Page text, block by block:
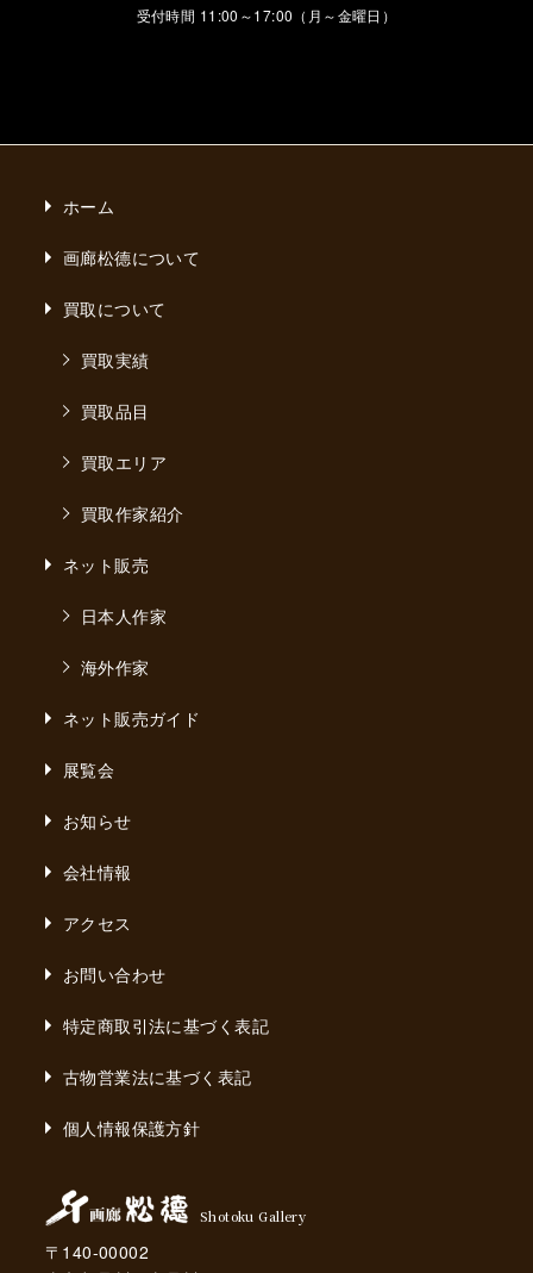
受付時間 11:00～17:00（月～金曜日）
ホーム
画廊松德について
買取について
買取実績
買取品目
買取エリア
買取作家紹介
ネット販売
日本人作家
海外作家
ネット販売ガイド
展覧会
お知らせ
会社情報
アクセス
お問い合わせ
特定商取引法に基づく表記
古物営業法に基づく表記
個人情報保護方針
Shotoku Gallery
〒140-00002